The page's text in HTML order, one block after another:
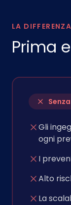
LA DIFFERENZA
Prima
Gli
ogni
I
Alto
La